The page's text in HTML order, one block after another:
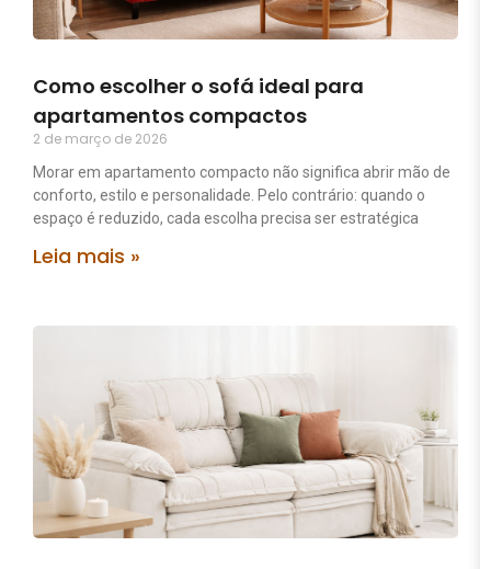
Como escolher o sofá ideal para
apartamentos compactos
2 de março de 2026
Morar em apartamento compacto não significa abrir mão de
conforto, estilo e personalidade. Pelo contrário: quando o
espaço é reduzido, cada escolha precisa ser estratégica
Leia mais »